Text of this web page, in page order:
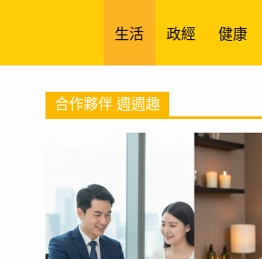
生活 政經 健康
合作夥伴 週週趣